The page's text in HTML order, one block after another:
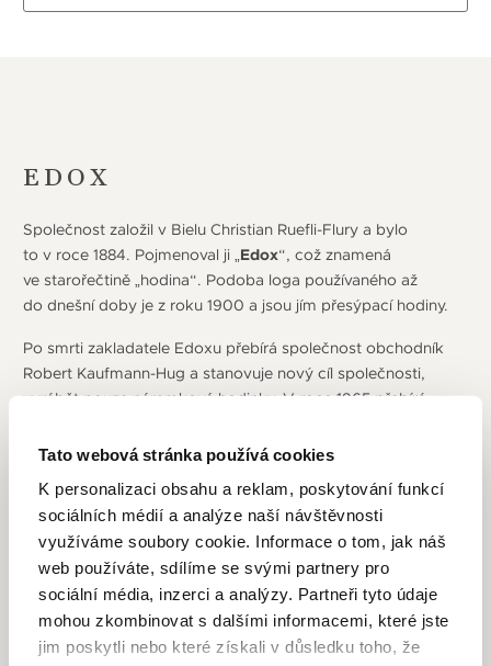
Tato webová stránka používá cookies
K personalizaci obsahu a reklam, poskytování funkcí
sociálních médií a analýze naší návštěvnosti
využíváme soubory cookie. Informace o tom, jak náš
web používáte, sdílíme se svými partnery pro
sociální média, inzerci a analýzy. Partneři tyto údaje
mohou zkombinovat s dalšími informacemi, které jste
jim poskytli nebo které získali v důsledku toho, že
EDOX
Společnost založil v Bielu Christian Ruefli-Flury a bylo
to v roce 1884. Pojmenoval ji „Edox“, což znamená
ve starořečtině „hodina“. Podoba loga používaného až
do dnešní doby je z roku 1900 a jsou jím přesýpací hodiny.
Po smrti zakladatele Edoxu přebírá společnost obchodník
Robert Kaufmann-Hug a stanovuje nový cíl společnosti,
vyrábět pouze náramkové hodinky. V roce 1965 přebírá
krizi v hodinářství způsobené japonskými hodinkami s quartz
Company. Zatím poslední změnou majitele prošla společnost
v roce 1983, kdy se stala rodinou firmou koupenou Victorem
Strambinim a sídlo bylo přestěhováno do Ženevy. V 50.
letech zažívá firma velký rozvoj způsobený velkým zájmem
o hodinky značky Edox a otevírá zbrusu velkou a moderní
továrnu.